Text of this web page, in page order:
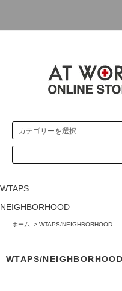
WTAPS
NEIGHBORHOOD
ホーム > WTAPS/NEIGHBORHOOD
WTAPS/NEIGHBORHOOD